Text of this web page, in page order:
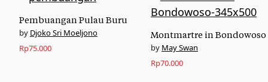
Pembuangan Pulau Buru
Djoko Sri Moeljono
Rp75.000
Montmartre in Bondowoso
May Swan
Rp70.000